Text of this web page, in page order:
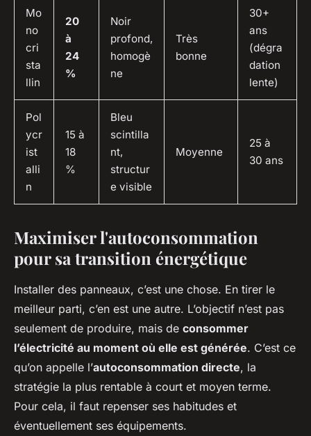
Mo
no
cri
sta
llin
20
à
24
%
Noir
profond,
homogè
ne
Très
bonne
30+
ans
(dégra
dation
lente)
Pol
ycr
ist
alli
n
15 à
18
%
Bleu
scintilla
nt,
structur
e visible
Moyenne
25 à
30 ans
Maximiser l'autoconsommation
pour sa transition énergétique
Installer des panneaux, c’est une chose. En tirer le
meilleur parti, c’en est une autre. L’objectif n’est pas
seulement de produire, mais de consommer
l’électricité au moment où elle est générée. C’est ce
qu’on appelle l’autoconsommation directe, la
stratégie la plus rentable à court et moyen terme.
Pour cela, il faut repenser ses habitudes et
éventuellement ses équipements.